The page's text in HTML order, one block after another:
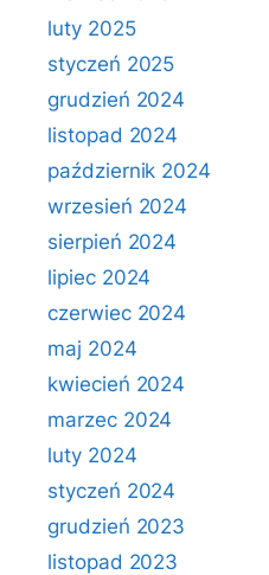
luty 2025
styczeń 2025
grudzień 2024
listopad 2024
październik 2024
wrzesień 2024
sierpień 2024
lipiec 2024
czerwiec 2024
maj 2024
kwiecień 2024
marzec 2024
luty 2024
styczeń 2024
grudzień 2023
listopad 2023